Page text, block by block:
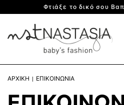
Φτιάξε το δικό σου
ΑΡΧΙΚΗ ΕΠΙΚΟΙΝΩΝΙΑ